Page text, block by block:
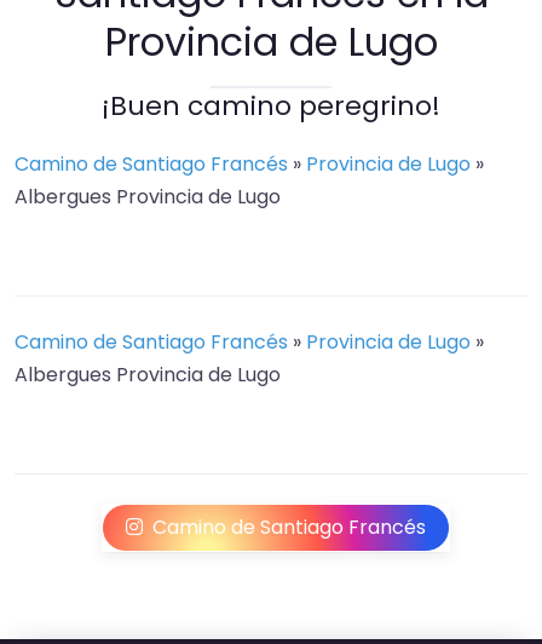
Provincia de Lugo
¡Buen camino peregrino!
Camino de Santiago Francés » Provincia de Lugo »
Albergues Provincia de Lugo
Camino de Santiago Francés » Provincia de Lugo »
Albergues Provincia de Lugo
Camino de Santiago Francés